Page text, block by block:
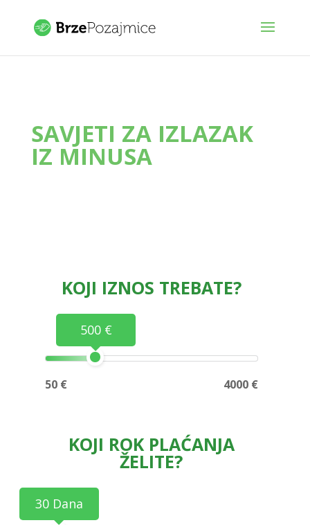
SAVJETI ZA IZLAZAK
IZ MINUSA
KOJI IZNOS TREBATE?
500 €
50 € 4000 €
KOJI ROK PLAĆANJA
ŽELITE?
30 Dana